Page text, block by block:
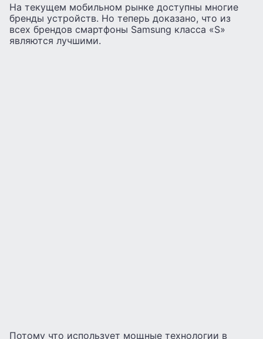
На текущем мобильном рынке доступны многие
бренды устройств. Но теперь доказано, что из
всех брендов смартфоны Samsung класса «S»
являются лучшими.
Потому что использует мощные технологии в